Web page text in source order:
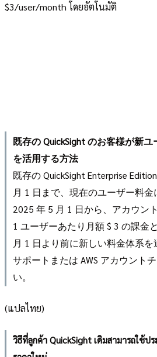
$3/user/month โดยอัตโนมัติ
既存の QuickSight のお客様が新
を活用する方法
既存の QuickSight Enterprise
月 1 日まで、現在のユーザー料金
2025 年 5 月 1 日から、アカウン
1 ユーザーあたり月額 $ 3 の課金
月 1 日より前に新しい料金体系を
サポートまたは AWS アカウント
い。
(แปลไทย)
วิธีที่ลูกค้า QuickSight เดิมสามารถใช้ป